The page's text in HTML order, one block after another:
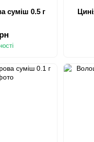
суміш 0.5 г